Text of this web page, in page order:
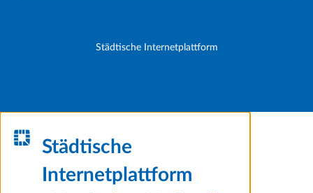
Städtische Internetplattform
Städtische
Internetplattform